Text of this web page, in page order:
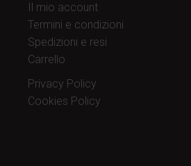
Il mio account
Termini e condizioni
Spedizioni e resi
Carrello
Privacy Policy
Cookies Policy